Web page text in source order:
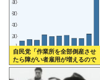
自民党「作業所を全部倒産させ
たら障がい者雇用が増えるので
は 」結果ww